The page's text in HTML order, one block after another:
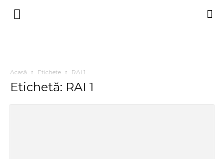
Acasă Etichete RAI 1
Etichetă: RAI 1